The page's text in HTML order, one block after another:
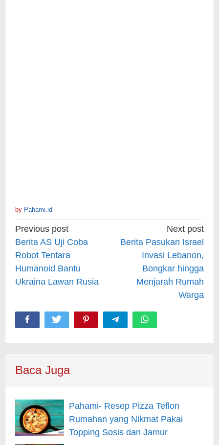
by Pahami.id
Post
navigation
Previous post
Berita AS Uji Coba
Robot Tentara
Humanoid Bantu
Ukraina Lawan Rusia
Next post
Berita Pasukan Israel
Invasi Lebanon,
Bongkar hingga
Menjarah Rumah
Warga
Baca Juga
Pahami- Resep Pizza Teflon
Rumahan yang Nikmat Pakai
Topping Sosis dan Jamur